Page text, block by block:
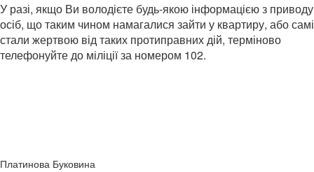
У разі, якщо Ви володієте будь-якою інформацією з приводу
осіб, що таким чином намагалися зайти у квартиру, або самі
стали жертвою від таких протиправних дій, терміново
телефонуйте до міліції за номером 102.
Платинова Буковина